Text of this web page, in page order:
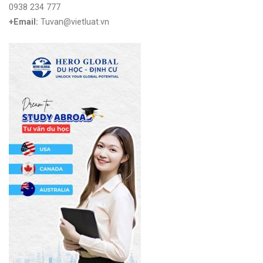
0938 234 777
+Email: Tuvan@vietluat.vn